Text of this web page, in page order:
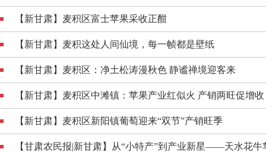
【新甘肃】麦积区富士苹果采收正酣
【新甘肃】麦积这处人间仙境，每一帧都是壁纸
【新甘肃】麦积区：净土松涛漫秋色 静谧禅境迎客来
【新甘肃】麦积区中滩镇：苹果产业红似火 产销两旺促增收
【新甘肃】麦积区新阳镇葡萄迎来“双节”产销旺季
【甘肃农民报|新甘肃】从“小特产”到产业新星——天水花牛